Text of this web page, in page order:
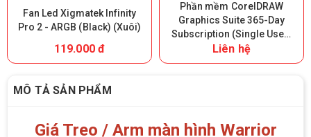
Fan Led Xigmatek Infinity
Pro 2 - ARGB (Black) (Xuôi)
119.000 đ
Phần mềm CorelDRAW
Graphics Suite 365-Day
Subscription (Single User)
- 365 ngày
Liên hệ
MÔ TẢ SẢN PHẨM
Giá Treo / Arm màn hình Warrior